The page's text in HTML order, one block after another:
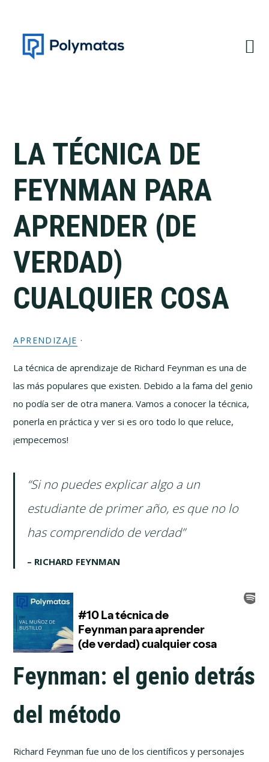
navegación
contenido
principal
LA TÉCNICA DE
FEYNMAN PARA
APRENDER (DE
VERDAD)
CUALQUIER COSA
APRENDIZAJE ·
La técnica de aprendizaje de Richard Feynman es una de
las más populares que existen. Debido a la fama del genio
no podía ser de otra manera. Vamos a conocer la técnica,
ponerla en práctica y ver si es oro todo lo que reluce,
¡empecemos!
“Si no puedes explicar algo a un
estudiante de primer año, es que no lo
has comprendido de verdad”
– RICHARD FEYNMAN
Feynman: el genio detrás
del método
Richard Feynman fue uno de los científicos y personajes